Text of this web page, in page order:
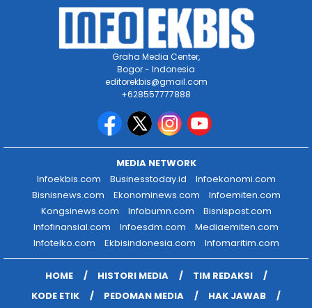
Graha Media Center,
Bogor - Indonesia
editorekbis@gmail.com
+628557777888
MEDIA NETWORK
Infoekbis.com
Businesstoday.id
Infoekonomi.com
Bisnisnews.com
Ekonominews.com
Infoemiten.com
Kongsinews.com
Infobumn.com
Bisnispost.com
Infofinansial.com
Infoesdm.com
Mediaemiten.com
Infotelko.com
Ekbisindonesia.com Infomaritim.com
HOME HISTORI MEDIA
TIM REDAKSI
KODE ETIK
PEDOMAN MEDIA
HAK JAWAB